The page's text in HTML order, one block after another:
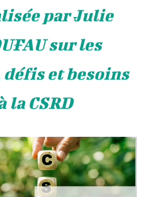
par Julie
sur les
et besoins
la CSRD